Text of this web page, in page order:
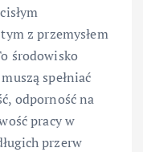
z przemysłem
środowisko
spełniać
odporność na
pracy w
przerw